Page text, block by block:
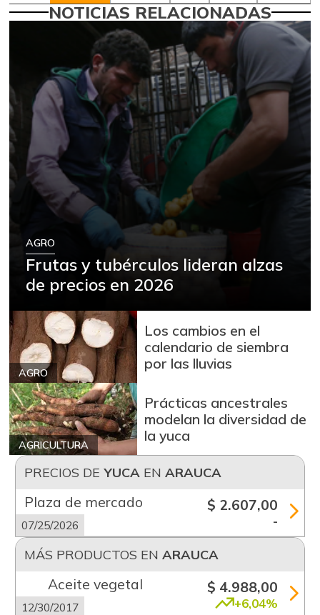
NOTICIAS RELACIONADAS
AGRO
Frutas y tubérculos lideran alzas
de precios en 2026
AGRO
Los cambios en el
calendario de siembra
por las lluvias
AGRICULTURA
Prácticas ancestrales
modelan la diversidad de
la yuca
PRECIOS DE YUCAEN ARAUCA
Plaza de mercado
07/25/2026
$ 2.607,00
-
MÁS PRODUCTOS EN ARAUCA
Aceite vegetal
12/30/2017
$ 4.988,00
+6,04%